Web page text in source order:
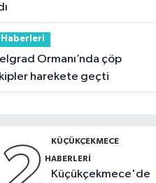
Haberleri
harekete geçti
KÜÇÜKÇEKMECE
HABERLERI
Küçükçekmece'de